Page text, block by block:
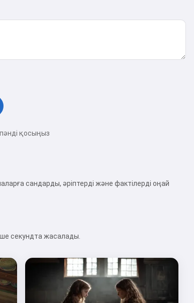
қосыңыз
сандарды, әріптерді және фактілерді оңай
секундта жасалады.